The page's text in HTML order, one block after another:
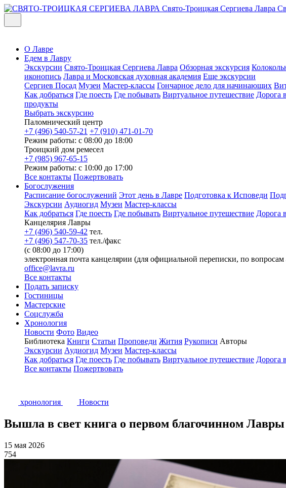
Свято-Троицкая Сергиева Лавра
О Лавре
Едем в Лавру
Экскурсии Свято-Троицкая Сергиева Лавра Обзорная экскурсия
иконопись Лавра и Московская духовная академия Еще экскурсии
Сергиев Посад Музеи Мастер-классы Гончарное дело для начинающих
Как добраться Где поесть Где побывать Виртуальное путешествие Дорога
продукты
Выбрать экскурсию
Паломнический центр
+7 (496) 540-57-21 +7 (910) 471-01-70
Режим работы: с 08:00 до 18:00
Троицкий дом ремесел
+7 (985) 967-65-15
Режим работы: с 10:00 до 17:00
Все контакты Пожертвовать
Богослужения
Расписание богослужений Этот день в Лавре Подготовка к Исповеди
Экскурсии Аудиогид Музеи Мастер-классы
Как добраться Где поесть Где побывать Виртуальное путешествие Дорога
Канцелярия Лавры
+7 (496) 540-59-42 тел.
+7 (496) 547-70-35 тел./факс
(с 08:00 до 17:00)
электронная почта канцелярии (для официальной переписки, по вопросам
office@lavra.ru
Все контакты
Подать записку
Гостиницы
Мастерские
Соцслужба
Хронология
Новости Фото Видео
Библиотека Книги Статьи Проповеди Жития Рукописи Авторы
Экскурсии Аудиогид Музеи Мастер-классы
Как добраться Где поесть Где побывать Виртуальное путешествие Дорога
Все контакты Пожертвовать
хронология Новости
Вышла в свет книга о первом благочинном
15 мая 2026
754